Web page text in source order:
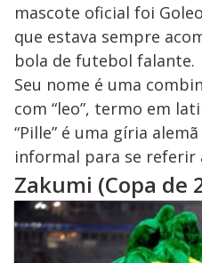
mascote oficial foi
que estava sempre
bola de futebol falante.
Seu nome é uma
com “leo”, termo em
“Pille” é uma gíria
informal para se referir
Zakumi (Copa de